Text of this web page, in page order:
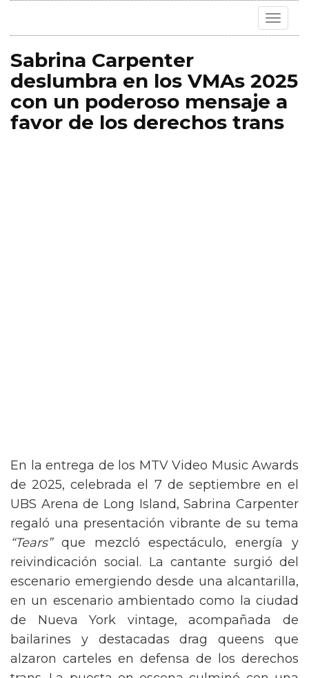
Toggle
Sabrina Carpenter
deslumbra en los VMAs 2025
con un poderoso mensaje a
favor de los derechos trans
En la entrega de los MTV Video Music Awards
de 2025, celebrada el 7 de septiembre en el
UBS Arena de Long Island, Sabrina Carpenter
regaló una presentación vibrante de su tema
“Tears”que mezcló espectáculo, energía y
reivindicación social. La cantante surgió del
escenario emergiendo desde una alcantarilla,
en un escenario ambientado como la ciudad
de Nueva York vintage, acompañada de
bailarines y destacadas drag queens que
alzaron carteles en defensa de los derechos